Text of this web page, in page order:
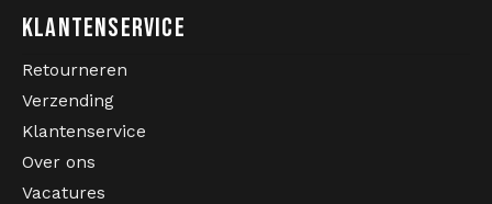
KLANTENSERVICE
Retourneren
Verzending
Klantenservice
Over ons
Vacatures